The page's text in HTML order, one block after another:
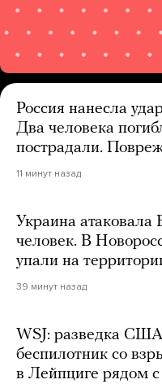
Россия нанесла
Два человека
пострадали.
11 минут назад
Украина атаковала
человек. В
упали на
39 минут назад
WSJ: разведка США
беспилотник со
в Лейпциге рядом